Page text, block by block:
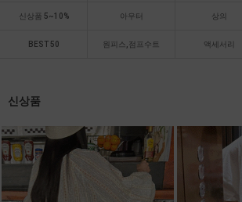
신상품 5~10% 아우터 상의
BEST 50 원피스,점프수트 액세서리
신상품